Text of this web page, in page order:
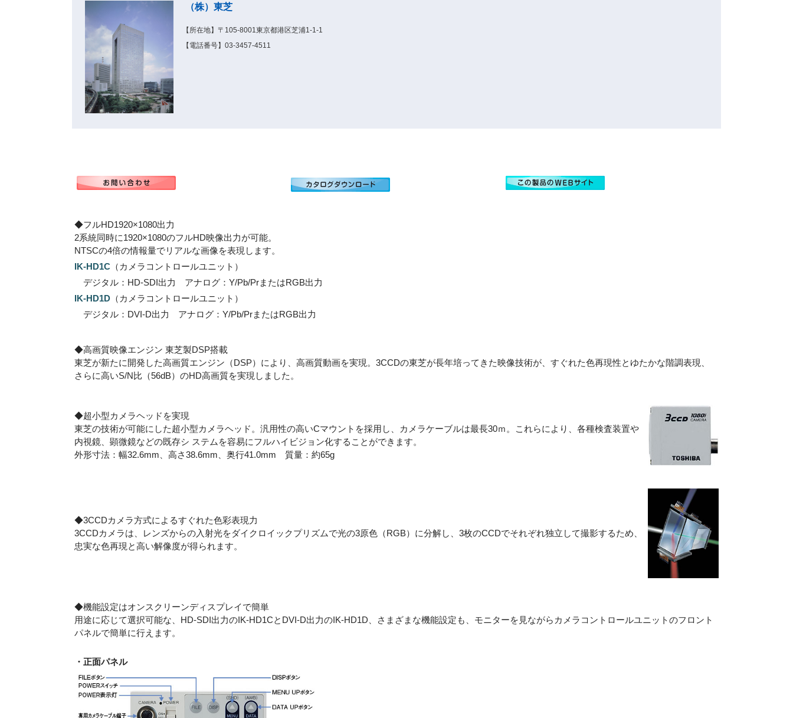
（株）東芝
【所在地】〒105-8001東京都港区芝浦1-1-1
【電話番号】03-3457-4511
◆フルHD1920×1080出力
2系統同時に1920×1080のフルHD映像出力が可能。
NTSCの4倍の情報量でリアルな画像を表現します。
IK-HD1C （カメラコントロールユニット）
デジタル：HD-SDI出力 アナログ：Y/Pb/PrまたはRGB出力
IK-HD1D （カメラコントロールユニット）
デジタル：DVI-D出力 アナログ：Y/Pb/PrまたはRGB出力
◆高画質映像エンジン 東芝製DSP搭載
東芝が新たに開発した高画質エンジン（DSP）により、高画質動画を実現。3CCDの東芝が長年培ってきた映像技術が、すぐれた色再現性とゆたかな階調表現、
さらに高いS/N比（56dB）のHD高画質を実現しました。
◆超小型カメラヘッドを実現
東芝の技術が可能にした超小型カメラヘッド。汎用性の高いCマウントを採用し、カメラケーブルは最長30ｍ。これらにより、各種検査装置や
内視鏡、顕微鏡などの既存シ ステムを容易にフルハイビジョン化することができます。
外形寸法：幅32.6mm、高さ38.6mm、奥行41.0mm 質量：約65g
◆3CCDカメラ方式によるすぐれた色彩表現力
3CCDカメラは、レンズからの入射光をダイクロイックプリズムで光の3原色（RGB）に分解し、3枚のCCDでそれぞれ独立して撮影するため、
忠実な色再現と高い解像度が得られます。
◆機能設定はオンスクリーンディスプレイで簡単
用途に応じて選択可能な、HD‐SDI出力のIK-HD1CとDVI‐D出力のIK-HD1D、さまざまな機能設定も、モニターを見ながらカメラコントロールユニットのフロント
パネルで簡単に行えます。
・正面パネル